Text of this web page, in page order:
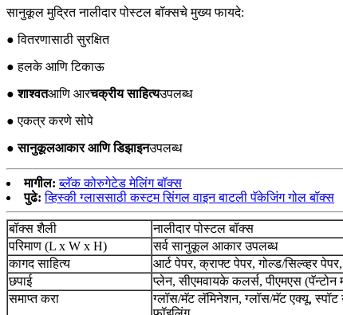
सानुकूल मुद्रित नालीदार पोस्टल बॉक्सचे मुख्य फायदे:
● वितरणासाठी सुरक्षित
● हलके आणि टिकाऊ
● शाश्वतआणि आरचक्रीय साहित्यउपलब्ध
● एकत्र करणे सोपे
● सानुकूलआकार आणि डिझाइनउपलब्ध
मागील: ब्लॅक कोरुगेटेड मेलिंग बॉक्स
पुढे: व्हिस्की ग्लाससाठी कस्टम सिंगल वाइन बाटली पॅकेजिंग गोल बॉक्स
बॉक्स शैली
नालीदार पोस्टल बॉक्स
परिमाण (L x W x H)
सर्व सानुकूल आकार उपलब्ध
कागद साहित्य
आर्ट पेपर, क्राफ्ट पेपर, गोल्ड/सिल्व्हर
छपाई
प्लेन, सीएमवायके कलर्स, पीएमएस (पॅन्टोन
समाप्त करा
ग्लॉस/मॅट लॅमिनेशन, ग्लॉस/मॅट एक्यू, स्पॉट